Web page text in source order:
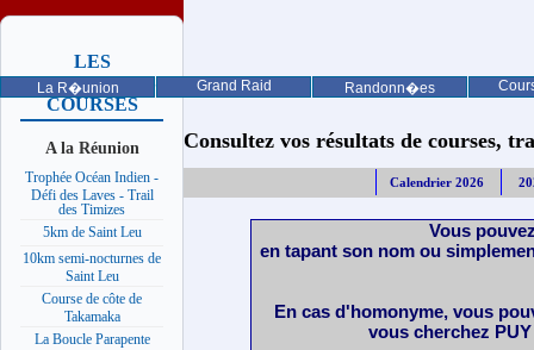
La R�union Grand Raid Randonn�es
LES
PROCHAINES
COURSES
A la Réunion
Trophée Océan Indien -
Défi des Laves - Trail
des Timizes
5km de Saint Leu
10km semi-nocturnes de
Saint Leu
Course de côte de
Takamaka
La Boucle Parapente
Consultez vos résultats de courses,
Calendrier 2026
Vous
en tapant son nom ou
En cas d'homonyme, vous
vous cherchez